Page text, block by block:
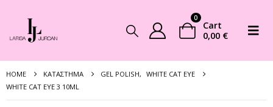
0
Cart
0,00 €
HOME ΚΑΤΆΣΤΗΜΑ GEL POLISH, WHITE CAT EYE
WHITE CAT EYE 3 10ML